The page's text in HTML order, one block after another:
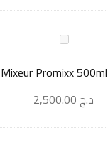
Mixeur Promixx 500ml
د.ج